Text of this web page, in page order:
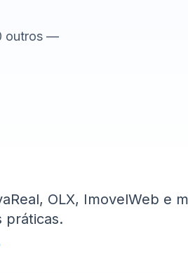
outros —
OLX, ImovelWeb e
práticas.